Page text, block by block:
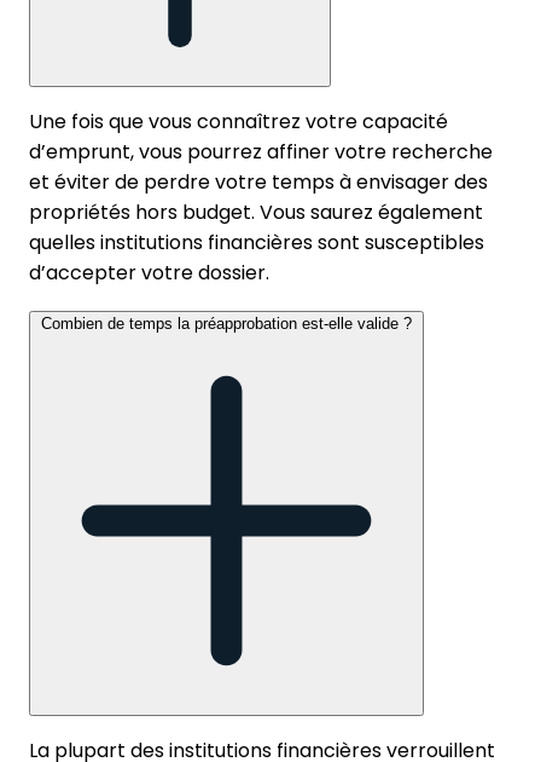
Une fois que vous connaîtrez votre capacité
d’emprunt, vous pourrez affiner votre recherche
et éviter de perdre votre temps à envisager des
propriétés hors budget. Vous saurez également
quelles institutions financières sont susceptibles
d’accepter votre dossier.
Combien de temps la préapprobation est-elle valide ?
La plupart des institutions financières verrouillent